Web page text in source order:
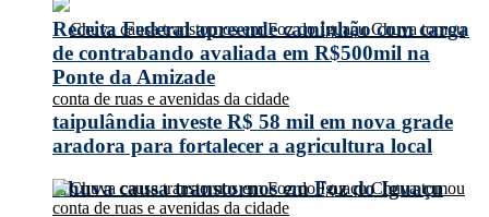
Chuva causa transtornos em Foz do Iguaçu
Receita Federal apreende caminhão com carga
de contrabando avaliada em R$500mil na
Ponte da Amizade
taipulândia investe R$ 58 mil em nova grade
aradora para fortalecer a agricultura local